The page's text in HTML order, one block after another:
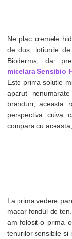
Ne plac cremele
de dus, lotiunile
Bioderma, dar
micelara Sensibio
Este prima solutie
aparut
branduri, aceasta
perspectiva cuiva
compara cu
La prima vedere
macar fondul de
am folosit-o prima
tenurilor sensibile si